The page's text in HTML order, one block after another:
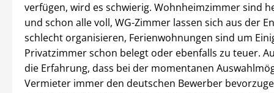
verfügen, wird es schwierig. Wohnheimzimmer sind
und schon alle voll, WG-Zimmer lassen sich aus der
schlecht organisieren, Ferienwohnungen sind um
Privatzimmer schon belegt oder ebenfalls zu teuer.
die Erfahrung, dass bei der momentanen
Vermieter immer den deutschen Bewerber